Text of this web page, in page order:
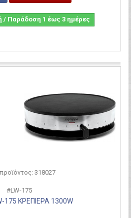
/ Παράδοση 1 έως 3 ημέρες
318027
#LW-175
175 ΚΡΕΠΙΕΡΑ 1300W